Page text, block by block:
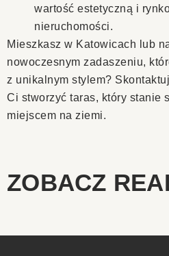
wartość estetyczną i
nieruchomości.
Mieszkasz w Katowicach lub
nowoczesnym zadaszeniu,
z unikalnym stylem?
Ci stworzyć taras, który stanie
miejscem na ziemi.
ZOBACZ